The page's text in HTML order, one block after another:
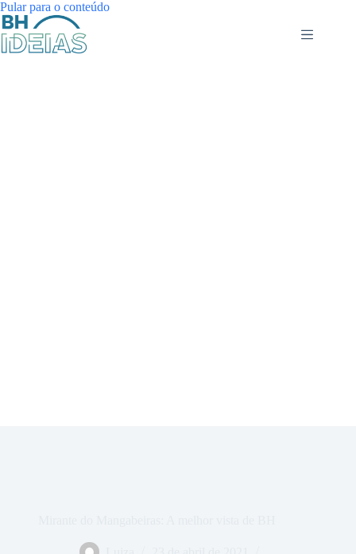
Pular para o conteúdoPular